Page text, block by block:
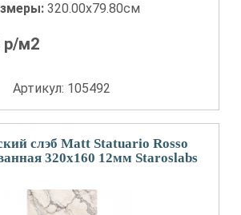
320.00x79.80см
р/м2
Артикул: 105492
слэб Matt Statuario Rosso
320x160 12мм Staroslabs